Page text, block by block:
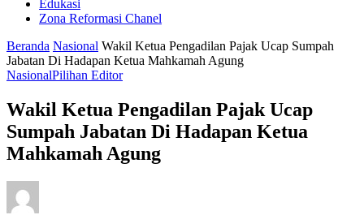
Edukasi
Zona Reformasi Chanel
Beranda Nasional Wakil Ketua Pengadilan Pajak Ucap Sumpah
Jabatan Di Hadapan Ketua Mahkamah Agung
NasionalPilihan Editor
Wakil Ketua Pengadilan Pajak Ucap
Sumpah Jabatan Di Hadapan Ketua
Mahkamah Agung